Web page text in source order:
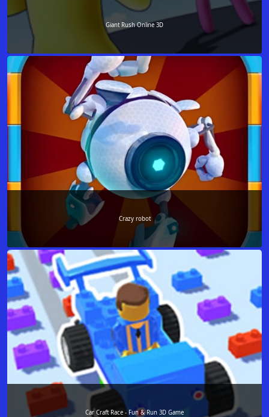
Giant Rush Online 3D
Crazy robot
Car Craft Race - Fun & Run 3D Game